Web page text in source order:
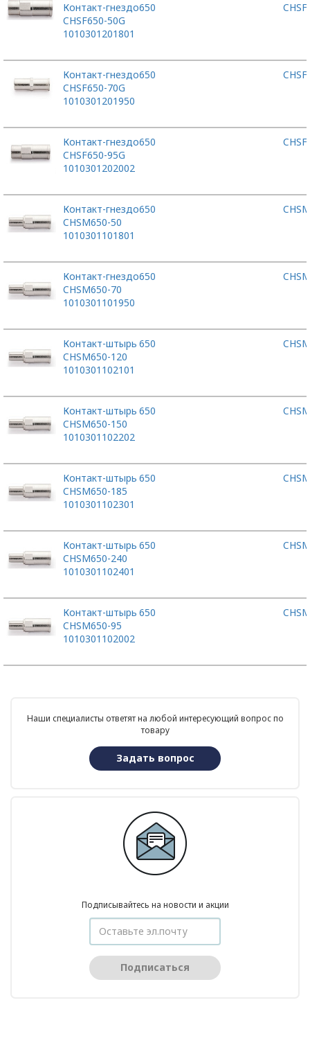
Контакт-гнездо
CHSF650-50G
1010301201801
650
Контакт-гнездо
CHSF650-70G
1010301201950
650
Контакт-гнездо
CHSF650-95G
1010301202002
650
Контакт-гнездо
CHSM650-50
1010301101801
650
Контакт-гнездо
CHSM650-70
1010301101950
650
Контакт-штырь
CHSM650-120
1010301102101
650
Контакт-штырь
CHSM650-150
1010301102202
650
Контакт-штырь
CHSM650-185
1010301102301
650
Контакт-штырь
CHSM650-240
1010301102401
650
Контакт-штырь
CHSM650-95
1010301102002
650
Наши специалисты ответят на любой интересующий вопрос по
товару
Задать вопрос
Подписывайтесь на новости и акции
Подписаться